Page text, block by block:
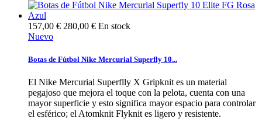
157,00 € 280,00 € En stock
Nuevo
Botas de Fútbol Nike Mercurial Superfly 10...
El Nike Mercurial Superflly X Gripknit es un material
pegajoso que mejora el toque con la pelota, cuenta con una
mayor superficie y esto significa mayor espacio para controlar
el esférico; el Atomknit Flyknit es ligero y resistente.